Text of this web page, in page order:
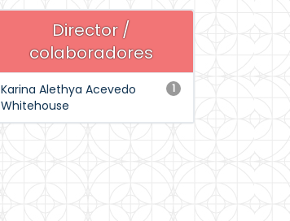
Director /
colaboradores
1
Karina Alethya Acevedo
Whitehouse